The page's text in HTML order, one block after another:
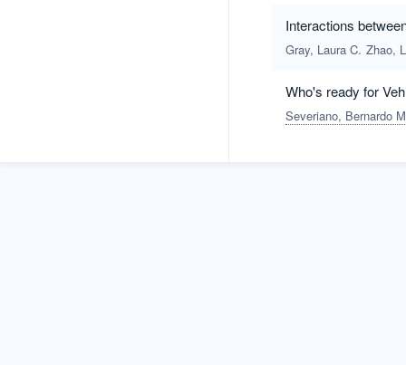
Interactions
Gray, Laura C. Zhao,
Who's ready for
Severiano, Bernardo